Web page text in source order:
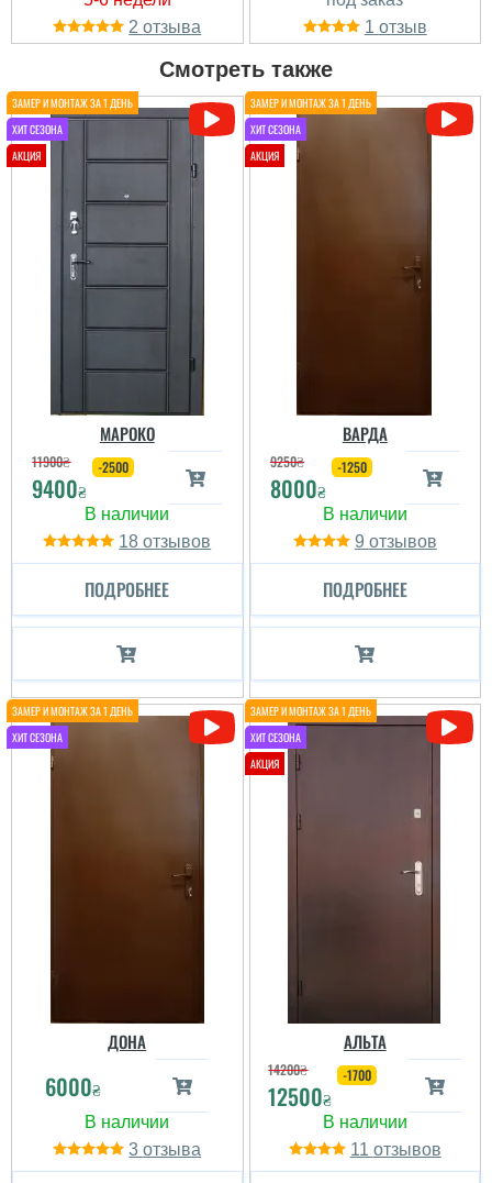
Искала хороший
бюджетный вариант с
белой отделкой внутри.
заказала сдесь....
Все чудово і
сподобалось і навіть те
що декілька разів
звонила логістка та
переносила установку,
Повністю задоволений
покупкою. Двері
виглядають стильно,
забезпечують гарну
звукоізоляцію. Дякую за
2
Пользователь не
оставил комментариев
1
Смотреть также
МАРОКО
11900₴
9400₴
-2500
18
ПОДРОБНЕЕ
ВАРДА
9250₴
8000₴
-1250
9
ПОДРОБНЕЕ
ДОНА
6000₴
3
АЛЬТА
14200₴
12500₴
-1700
11